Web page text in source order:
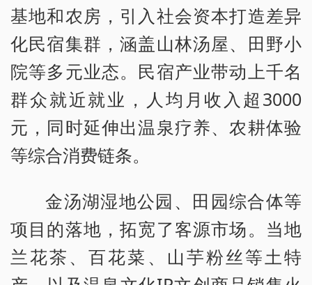
基地和农房，引入社会资本打造差异
化民宿集群，涵盖山林汤屋、田野小
院等多元业态。民宿产业带动上千名
群众就近就业，人均月收入超3000
元，同时延伸出温泉疗养、农耕体验
等综合消费链条。
金汤湖湿地公园、田园综合体等
项目的落地，拓宽了客源市场。当地
兰花茶、百花菜、山芋粉丝等土特